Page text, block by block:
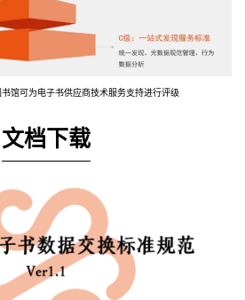
馆可为电子书供应商技术服务支持进行评级
文档下载